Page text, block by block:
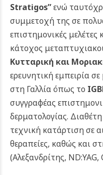
Stratigos”ενώ
συμμετοχή της σε
επιστημονικές μελέτες
κάτοχος
Κυτταρική και
ερευνητική εμπειρία
στη Γαλλία όπως το
συγγραφέας
δερματολογίας.
τεχνική κατάρτιση σε
θεραπείες, καθώς και
(Αλεξανδρίτης,